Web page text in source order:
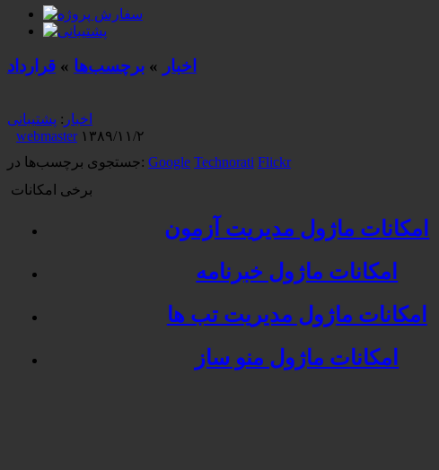
اخبار » برچسب‌ها » قرارداد
اخبار : پشتیبانی
webmaster۱۳۸۹/۱۱/۲
جستجوی برچسب‌ها در: Google Technorati Flickr
برخی امکانات
امکانات ماژول مدیریت آزمون
امکانات ماژول خبرنامه
امکانات ماژول مدیریت تب ها
امکانات ماژول منو ساز